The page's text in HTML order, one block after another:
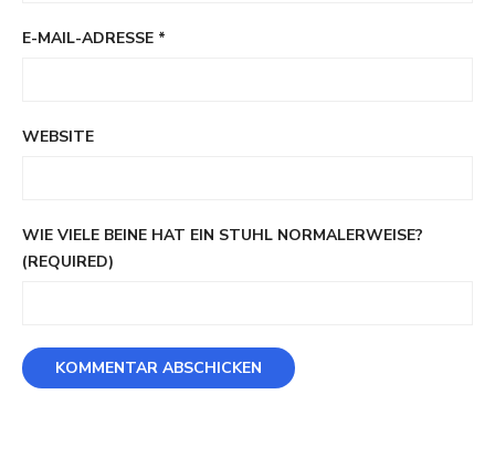
E-MAIL-ADRESSE *
WEBSITE
WIE VIELE BEINE HAT EIN STUHL NORMALERWEISE?
(REQUIRED)